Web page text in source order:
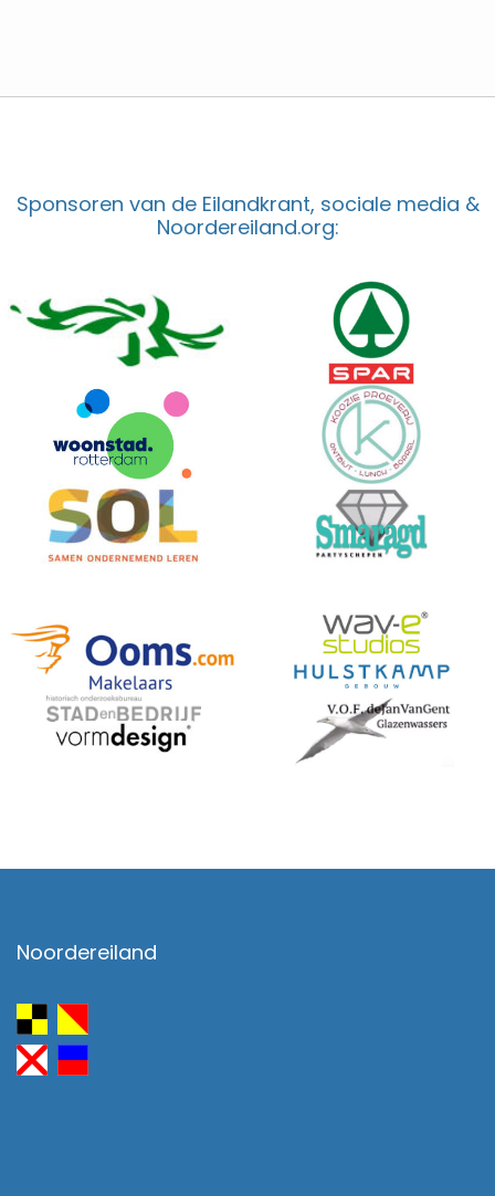
Sponsoren van de Eilandkrant, sociale media &
Noordereiland.org:
Noordereiland